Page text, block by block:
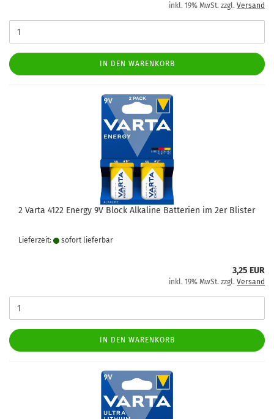
inkl. 19% MwSt. zzgl. Versand
IN DEN WARENKORB
2 Varta 4122 Energy 9V Block Alkaline Batterien im 2er Blister
Lieferzeit: sofort lie­fer­bar
3,25 EUR
inkl. 19% MwSt. zzgl. Versand
IN DEN WARENKORB